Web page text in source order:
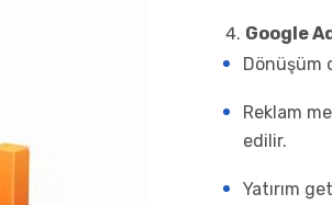
Google
Dönüşüm
Reklam
edilir.
Yatırım